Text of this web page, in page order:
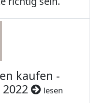
kaufen -
lesen